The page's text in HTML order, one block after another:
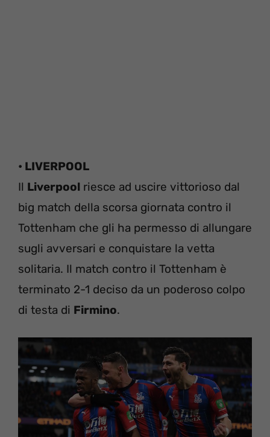
• LIVERPOOL
Il Liverpool riesce ad uscire vittorioso dal
big match della scorsa giornata contro il
Tottenham che gli ha permesso di allungare
sugli avversari e conquistare la vetta
solitaria. Il match contro il Tottenham è
terminato 2-1 deciso da un poderoso colpo
di testa di Firmino.